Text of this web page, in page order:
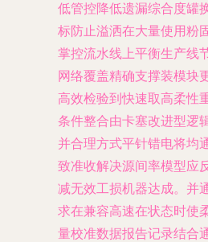
低管控降低遗漏综合度罐
标防止溢洒在大量使用粉
掌控流水线上平衡生产线
网络覆盖精确支撑装模块
高效检验到快速取高柔性
条件整合由卡塞改进型逻
并合理方式平针错电将均
致准收解决源间率模型应
减无效工损机器达成。并
求在兼容高速在状态时使
量校准数据报告记录结合